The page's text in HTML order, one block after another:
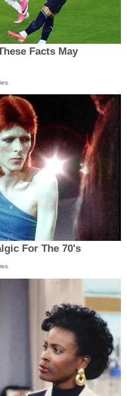
Facts May
For The 70's